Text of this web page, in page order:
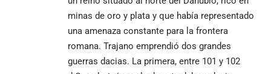
minas de oro y plata y que había representado
una amenaza constante para la frontera
romana. Trajano emprendió dos grandes
guerras dacias. La primera, entre 101 y 102